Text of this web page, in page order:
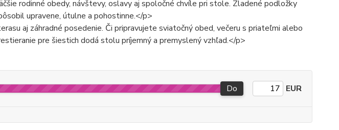
rodinné obedy, návštevy, oslavy aj spoločné chvíle pri stole. Zladené podložky
upravene, útulne a pohostinne.</p>
aj záhradné posedenie. Či pripravujete sviatočný obed, večeru s priateľmi alebo
pre šiestich dodá stolu príjemný a premyslený vzhľad.</p>
Do EUR